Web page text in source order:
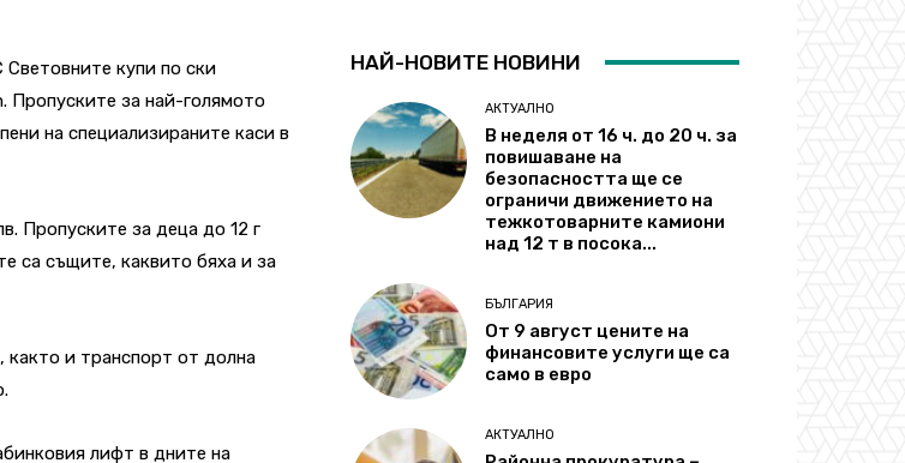
купи по ски
Пропуските за най-голямото
на специализираните каси в
Пропуските за деца до 12 г
са същите, каквито бяха и за
както и транспорт от долна
лифт в дните на
НАЙ-НОВИТЕ НОВИНИ
АКТУАЛНО
В неделя от 16 ч. до 20 ч. за
повишаване на
безопасността ще се
ограничи движението на
тежкотоварните камиони
над 12 т в посока...
БЪЛГАРИЯ
От 9 август цените на
финансовите услуги ще са
само в евро
АКТУАЛНО